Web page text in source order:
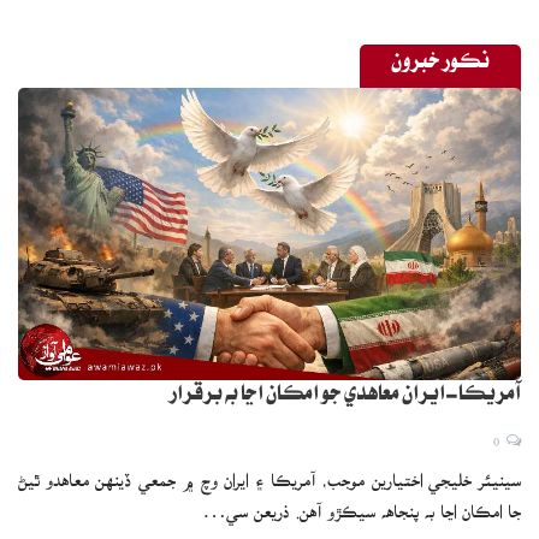
آھي،جڏھن تھ کيس اھو بھ ڏک ضرور ھوندو تھ پي ڊي ايم کي ليڊ
منظور ڪرائي حڪومت ڊاٿي ھئي، ان وقت اھم ڪردار ادا ڪندڙ مولانا
فصل الرحمان کي نظر انداز ڪري ھن ڀيري مسلم ليگ ن ۽ پ پ پ پاڻ
۾ جلدي ملي ڪري ھاڻوڪي حڪومت جوڙي رھيون آھن پر ھن کي ان ۾
وقت سر شامل ٿيڻ جي دعوت نھ ڏني وئي.جيتوڻيڪ جي يو آءِ، وٽ سيٽون
تھ ڪي گھڻيون نھ آھن پر ھن جو ملڪ سياست ۾ اھم ڪردار آھي.ان
ڪري گھٽ ۾ گھٽ پ پ پ ۽ مسلم ليگ ن کي مولانا فضل الرحمان
جي جماعت کي نظرانداز نھ ڪرڻ گھرجي ھا.ڇاڪاڻ جو ھاڻوڪي سياسي
پس منظر ۾ جي يو آءِ، کي شامل ڪرڻ سان حڪومت کي جيڪو نقصان
ٿئي ھا، ان جي ڀيٽ ۾ ان جماعت جي اپوزيشن ۾ ھئڻ سان حڪومت کي
مسلم ليگ ن ۽ پيپلزپارٽي کي ھاڻي بھ کيس پرچائڻ جي لاءِ ڪوشش
نڪور خبرون
آمريڪا-ايران معاهدي جو امڪان اڃا به برقرار
سينيئر خليجي اختيارين موجب، آمريڪا ۽ ايران وچ ۾ جمعي ڏينهن معاهدو ٿيڻ
جا امڪان اڃا به پنجاهه سيڪڙو آهن. ذريعن سي…